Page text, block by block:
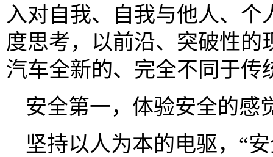
入对自我、自我与他人、
度思考，以前沿、突破性
汽车全新的、完全不同于传
安全第一，体验安全的感
坚持以人为本的电驱，“